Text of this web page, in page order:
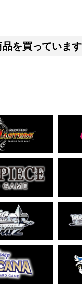
を買っています